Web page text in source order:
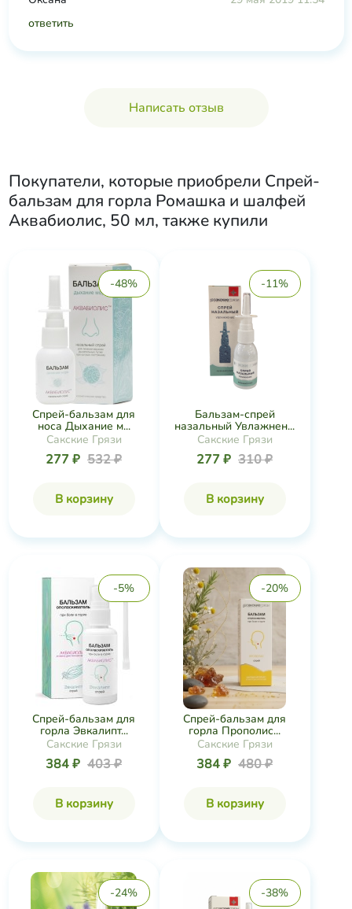
ответить
Написать отзыв
Покупатели, которые приобрели Спрей-
бальзам для горла Ромашка и шалфей
Аквабиолис, 50 мл, также купили
-48%
Спрей-бальзам для
носа Дыхание м...
Сакские Грязи
277 ₽ 532 ₽
В корзину
-11%
Бальзам-спрей
назальный Увлажнен...
Сакские Грязи
277 ₽ 310 ₽
В корзину
-5%
Спрей-бальзам для
горла Эвкалипт...
Сакские Грязи
384 ₽ 403 ₽
В корзину
-20%
Спрей-бальзам для
горла Прополис...
Сакские Грязи
384 ₽ 480 ₽
В корзину
-24% -38%